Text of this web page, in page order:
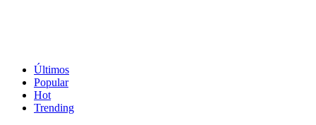
Últimos
Popular
Hot
Trending